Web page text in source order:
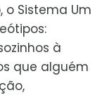
o Sistema Um
à
que alguém